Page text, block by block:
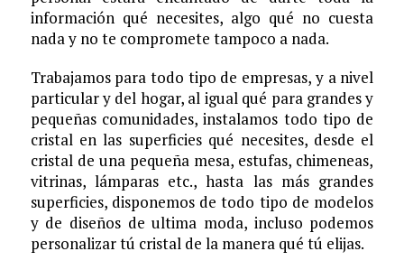
información qué necesites, algo qué no cuesta
nada y no te compromete tampoco a nada.
Trabajamos para todo tipo de empresas, y a nivel
particular y del hogar, al igual qué para grandes y
pequeñas comunidades, instalamos todo tipo de
cristal en las superficies qué necesites, desde el
cristal de una pequeña mesa, estufas, chimeneas,
vitrinas, lámparas etc., hasta las más grandes
superficies, disponemos de todo tipo de modelos
y de diseños de ultima moda, incluso podemos
personalizar tú cristal de la manera qué tú elijas.